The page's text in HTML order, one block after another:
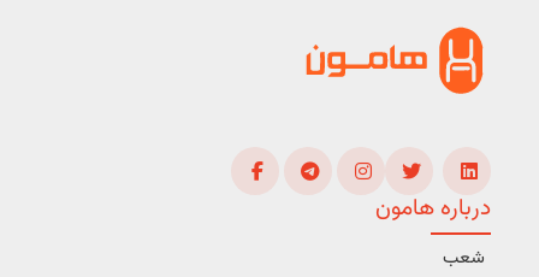
درباره هامون
شعب